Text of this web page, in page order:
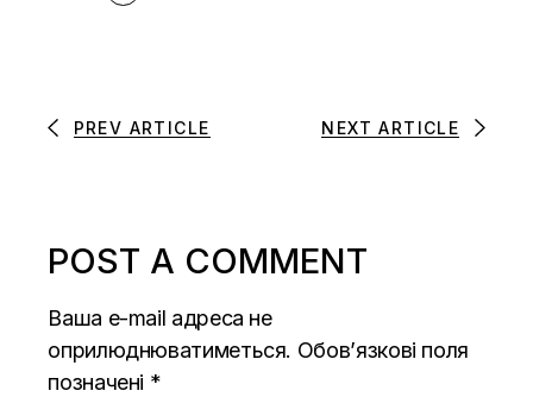
PREV ARTICLE NEXT ARTICLE
POST A COMMENT
Ваша e-mail адреса не
оприлюднюватиметься. Обов’язкові поля
позначені *